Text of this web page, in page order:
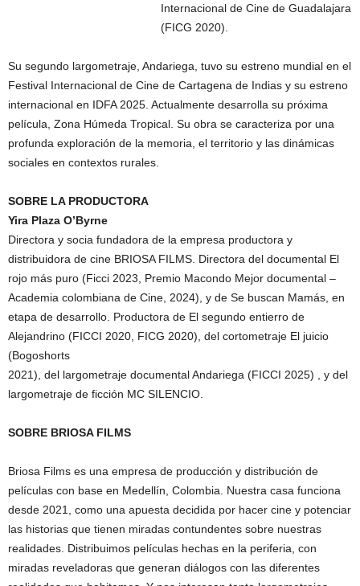
Internacional de Cine de Guadalajara
(FICG 2020).
Su segundo largometraje, Andariega, tuvo su estreno mundial en el
Festival Internacional de Cine de Cartagena de Indias y su estreno
internacional en IDFA 2025. Actualmente desarrolla su próxima
película, Zona Húmeda Tropical. Su obra se caracteriza por una
profunda exploración de la memoria, el territorio y las dinámicas
sociales en contextos rurales.
SOBRE LA PRODUCTORA
Yira Plaza O’Byrne
Directora y socia fundadora de la empresa productora y
distribuidora de cine BRIOSA FILMS. Directora del documental El
rojo más puro (Ficci 2023, Premio Macondo Mejor documental –
Academia colombiana de Cine, 2024), y de Se buscan Mamás, en
etapa de desarrollo. Productora de El segundo entierro de
Alejandrino (FICCI 2020, FICG 2020), del cortometraje El juicio
(Bogoshorts
2021), del largometraje documental Andariega (FICCI 2025) , y del
largometraje de ficción MC SILENCIO.
SOBRE BRIOSA FILMS
Briosa Films es una empresa de producción y distribución de
películas con base en Medellín, Colombia. Nuestra casa funciona
desde 2021, como una apuesta decidida por hacer cine y potenciar
las historias que tienen miradas contundentes sobre nuestras
realidades. Distribuimos películas hechas en la periferia, con
miradas reveladoras que generan diálogos con las diferentes